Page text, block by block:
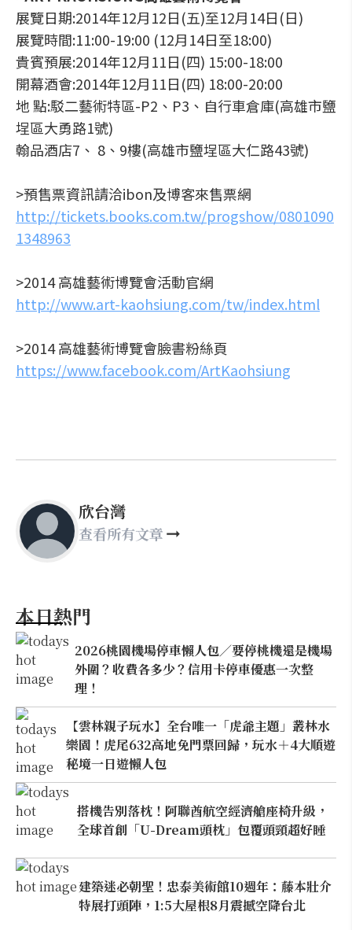
展覽日期:2014年12月12日(五)至12月14日(日)
展覽時間:11:00-19:00 (12月14日至18:00)
貴賓預展:2014年12月11日(四) 15:00-18:00
開幕酒會:2014年12月11日(四) 18:00-20:00
地 點:駁二藝術特區-P2、P3、自行車倉庫(高雄市鹽
埕區大勇路1號)
翰品酒店7、 8、9樓(高雄市鹽埕區大仁路43號)
>預售票資訊請洽ibon及博客來售票網
http://tickets.books.com.tw/progshow/0801090
1348963
>2014 高雄藝術博覽會活動官網
http://www.art-kaohsiung.com/tw/index.html
>2014 高雄藝術博覽會臉書粉絲頁
https://www.facebook.com/ArtKaohsiung
欣台灣
查看所有文章
本日熱門
2026桃園機場停車懶人包／要停桃機還是機場
外圍？收費各多少？信用卡停車優惠一次整
理！
【雲林親子玩水】全台唯一「虎爺主題」叢林水
樂園！虎尾632高地免門票回歸，玩水＋4大順遊
秘境一日遊懶人包
搭機告別落枕！阿聯酋航空經濟艙座椅升級，
全球首創「U-Dream頭枕」包覆頭頸超好睡
建築迷必朝聖！忠泰美術館10週年：藤本壯介
特展打頭陣，1:5大屋根8月震撼空降台北